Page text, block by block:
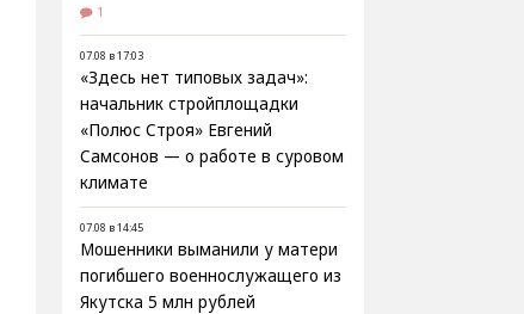
1
07.08 в 17:03
«Здесь нет типовых задач»:
начальник стройплощадки
«Полюс Строя» Евгений
Самсонов — о работе в суровом
климате
07.08 в 14:45
Мошенники выманили у матери
погибшего военнослужащего из
Якутска 5 млн рублей